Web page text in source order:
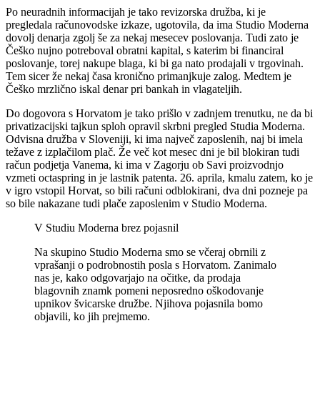
Po neuradnih informacijah je tako revizorska družba, ki je
pregledala računovodske izkaze, ugotovila, da ima Studio Moderna
dovolj denarja zgolj še za nekaj mesecev poslovanja. Tudi zato je
Češko nujno potreboval obratni kapital, s katerim bi financiral
poslovanje, torej nakupe blaga, ki bi ga nato prodajali v trgovinah.
Tem sicer že nekaj časa kronično primanjkuje zalog. Medtem je
Češko mrzlično iskal denar pri bankah in vlagateljih.
Do dogovora s Horvatom je tako prišlo v zadnjem trenutku, ne da bi
privatizacijski tajkun sploh opravil skrbni pregled Studia Moderna.
Odvisna družba v Sloveniji, ki ima največ zaposlenih, naj bi imela
težave z izplačilom plač. Že več kot mesec dni je bil blokiran tudi
račun podjetja Vanema, ki ima v Zagorju ob Savi proizvodnjo
vzmeti octaspring in je lastnik patenta. 26. aprila, kmalu zatem, ko je
v igro vstopil Horvat, so bili računi odblokirani, dva dni pozneje pa
so bile nakazane tudi plače zaposlenim v Studio Moderna.
V Studiu Moderna brez pojasnil
Na skupino Studio Moderna smo se včeraj obrnili z
vprašanji o podrobnostih posla s Horvatom. Zanimalo
nas je, kako odgovarjajo na očitke, da prodaja
blagovnih znamk pomeni neposredno oškodovanje
upnikov švicarske družbe. Njihova pojasnila bomo
objavili, ko jih prejmemo.